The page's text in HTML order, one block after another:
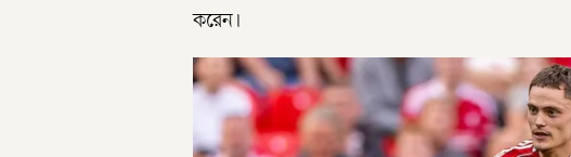
করেন।